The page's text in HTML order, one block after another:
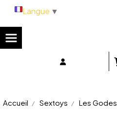
Accueil Sextoys Les Godes
Langue ▼